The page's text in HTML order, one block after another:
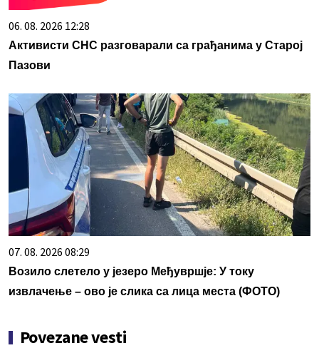
06. 08. 2026 12:28
Активисти СНС разговарали са грађанима у Старој
Пазови
07. 08. 2026 08:29
Возило слетело у језеро Међувршје: У току
извлачење – ово је слика са лица места (ФОТО)
Povezane vesti